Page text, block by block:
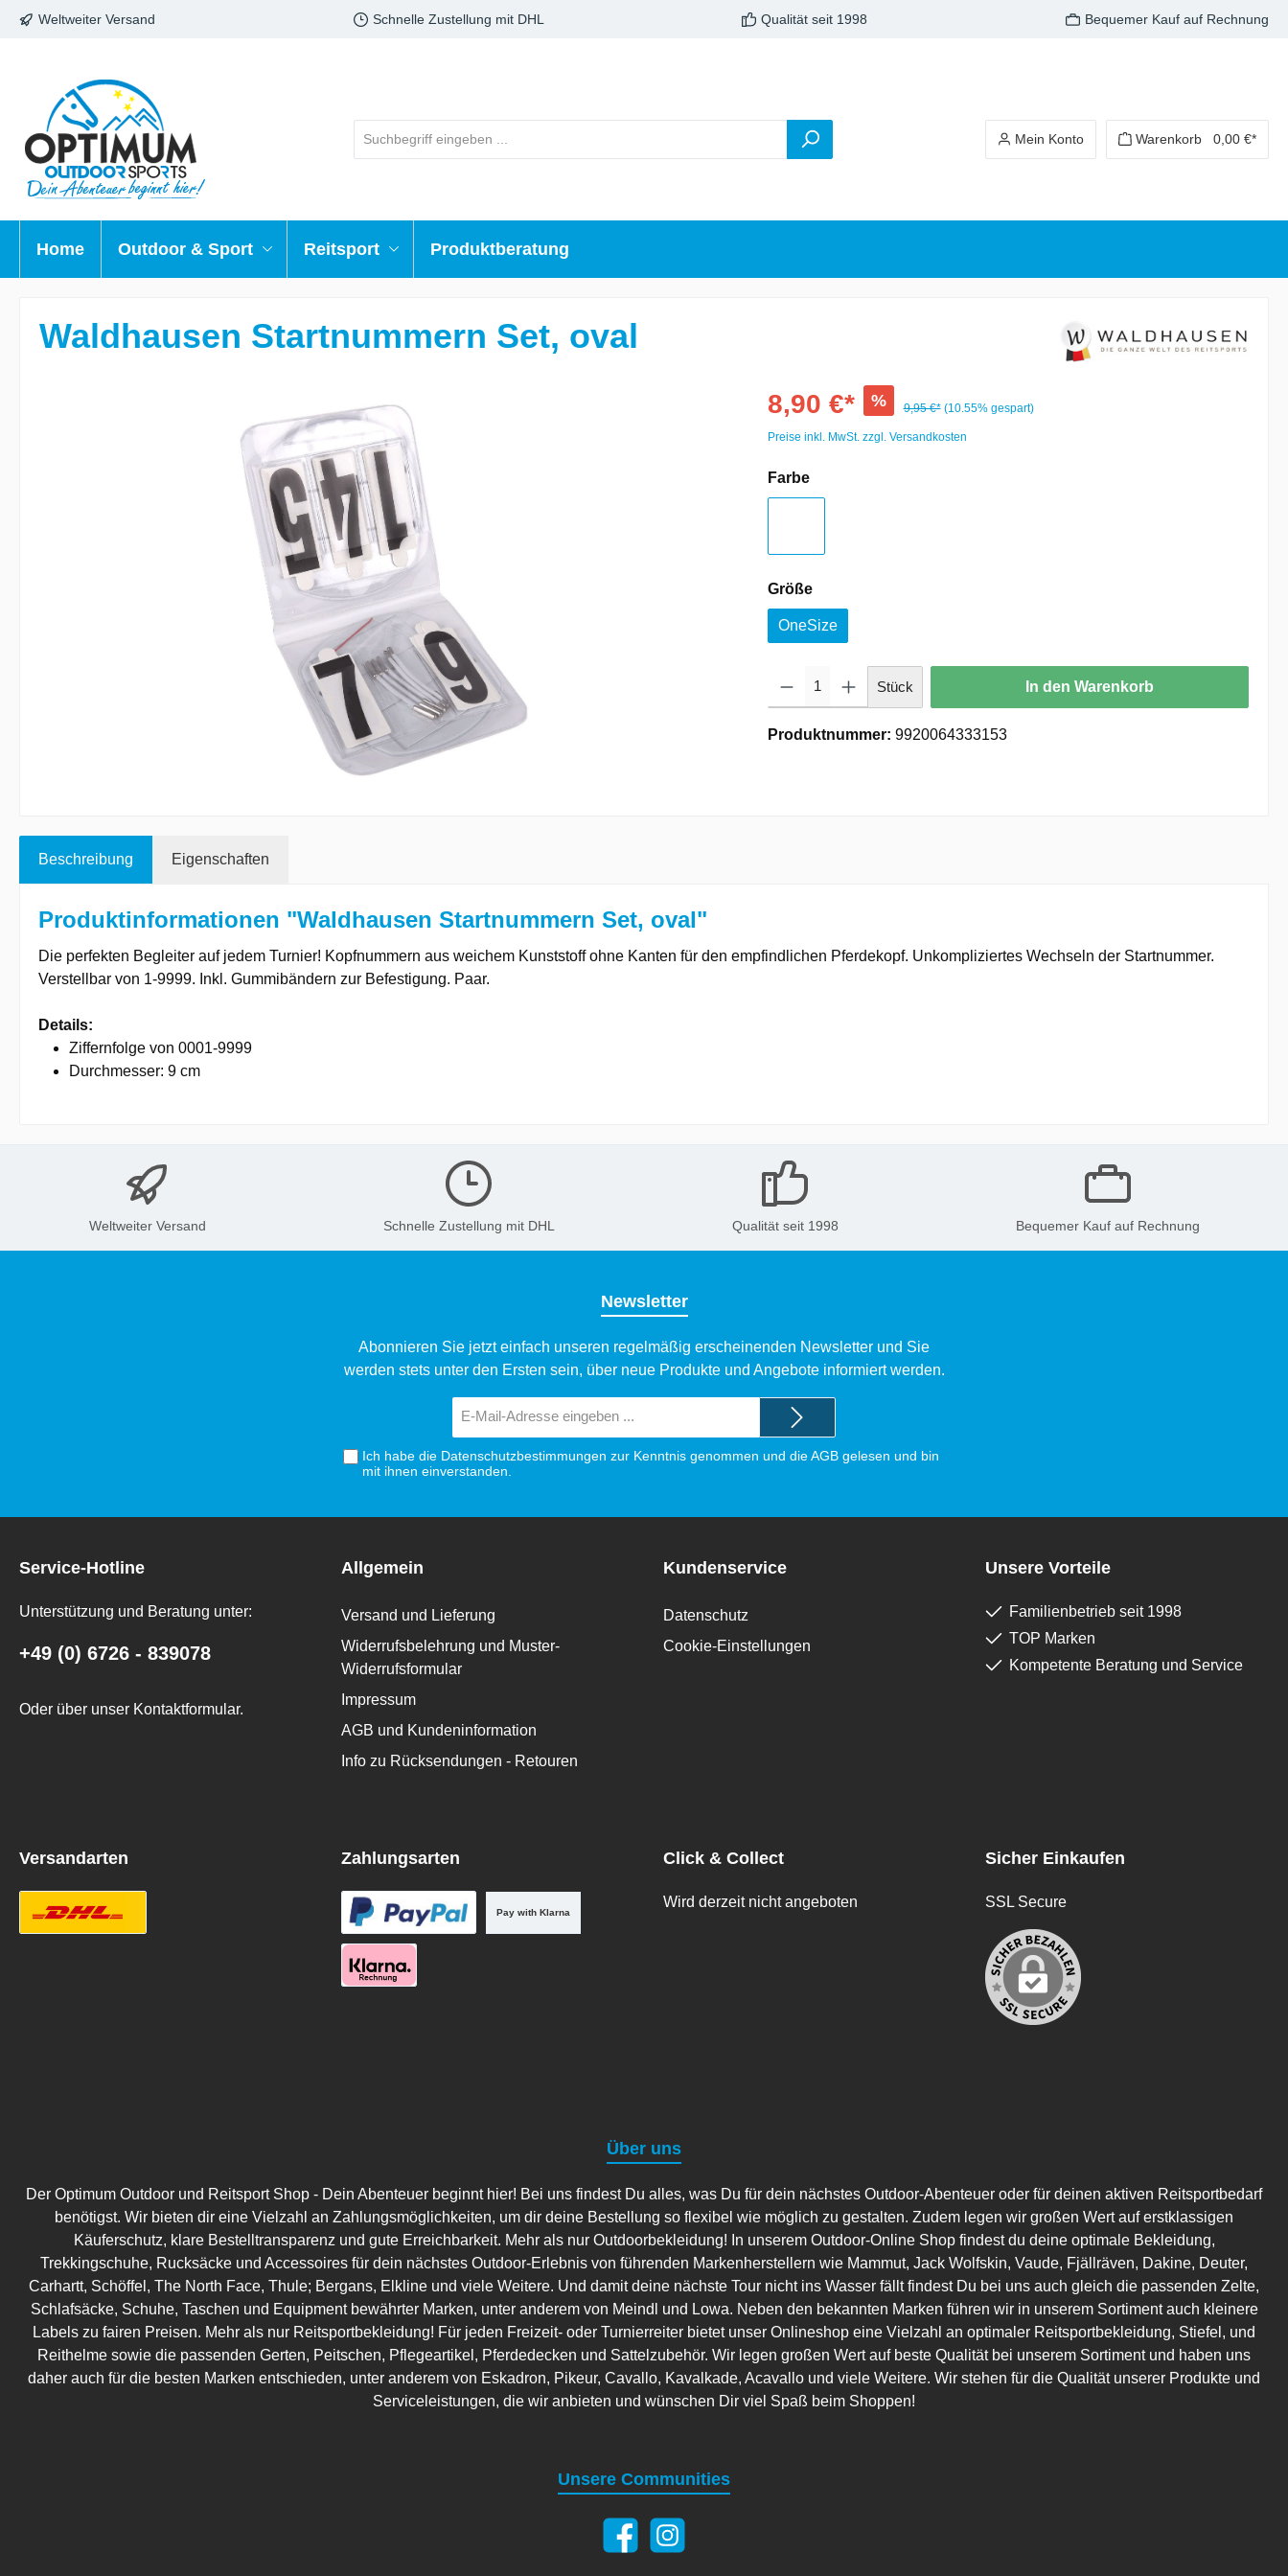
Weltweiter Versand Schnelle Zustellung mit DHL Qualität seit 1998 Bequemer Kauf auf Rechnung
Mein Konto Warenkorb 0,00 €*
Home Outdoor & Sport Reitsport Produktberatung
Waldhausen Startnummern Set, oval
8,90 €* % 9,95 €* (10.55% gespart)
Preise inkl. MwSt. zzgl. Versandkosten
Farbe
Größe
OneSize
Stück In den Warenkorb
Produktnummer: 9920064333153
Beschreibung Eigenschaften
Produktinformationen "Waldhausen Startnummern Set, oval"
Die perfekten Begleiter auf jedem Turnier! Kopfnummern aus weichem Kunststoff ohne Kanten für den empfindlichen Pferdekopf. Unkompliziertes Wechseln der Startnummer.
Verstellbar von 1-9999. Inkl. Gummibändern zur Befestigung. Paar.
Details:
Ziffernfolge von 0001-9999
Durchmesser: 9 cm
Weltweiter Versand Schnelle Zustellung mit DHL Qualität seit 1998 Bequemer Kauf auf Rechnung
Newsletter
Abonnieren Sie jetzt einfach unseren regelmäßig erscheinenden Newsletter und Sie
werden stets unter den Ersten sein, über neue Produkte und Angebote informiert werden.
Mail-
Adresse*
Ich habe die Datenschutzbestimmungen zur Kenntnis genommen und dieAGB gelesen und bin
mit ihnen einverstanden.
Service-Hotline
Unterstützung und Beratung unter:
+49 (0) 6726 - 839078
Oder über unser Kontaktformular.
Allgemein
Versand und Lieferung
Widerrufsbelehrung und Muster-
Widerrufsformular
Impressum
AGB und Kundeninformation
Info zu Rücksendungen - Retouren
Kundenservice
Datenschutz
Cookie-Einstellungen
Unsere Vorteile
Familienbetrieb seit 1998
TOP Marken
Kompetente Beratung und Service
Versandarten Zahlungsarten
Pay with Klarna
Click & Collect
Wird derzeit nicht angeboten
Sicher Einkaufen
SSL Secure
Über uns
Der Optimum Outdoor und Reitsport Shop - Dein Abenteuer beginnt hier! Bei uns findest Du alles, was Du für dein nächstes Outdoor-Abenteuer oder für deinen aktiven Reitsportbedarf
benötigst. Wir bieten dir eine Vielzahl an Zahlungsmöglichkeiten, um dir deine Bestellung so flexibel wie möglich zu gestalten. Zudem legen wir großen Wert auf erstklassigen
Käuferschutz, klare Bestelltransparenz und gute Erreichbarkeit. Mehr als nur Outdoorbekleidung! In unserem Outdoor-Online Shop findest du deine optimale Bekleidung,
Trekkingschuhe, Rucksäcke und Accessoires für dein nächstes Outdoor-Erlebnis von führenden Markenherstellern wie Mammut, Jack Wolfskin, Vaude, Fjällräven, Dakine, Deuter,
Carhartt, Schöffel, The North Face, Thule; Bergans, Elkline und viele Weitere. Und damit deine nächste Tour nicht ins Wasser fällt findest Du bei uns auch gleich die passenden Zelte,
Schlafsäcke, Schuhe, Taschen und Equipment bewährter Marken, unter anderem von Meindl und Lowa. Neben den bekannten Marken führen wir in unserem Sortiment auch kleinere
Labels zu fairen Preisen. Mehr als nur Reitsportbekleidung! Für jeden Freizeit- oder Turnierreiter bietet unser Onlineshop eine Vielzahl an optimaler Reitsportbekleidung, Stiefel, und
Reithelme sowie die passenden Gerten, Peitschen, Pflegeartikel, Pferdedecken und Sattelzubehör. Wir legen großen Wert auf beste Qualität bei unserem Sortiment und haben uns
daher auch für die besten Marken entschieden, unter anderem von Eskadron, Pikeur, Cavallo, Kavalkade, Acavallo und viele Weitere. Wir stehen für die Qualität unserer Produkte und
Serviceleistungen, die wir anbieten und wünschen Dir viel Spaß beim Shoppen!
Unsere Communities